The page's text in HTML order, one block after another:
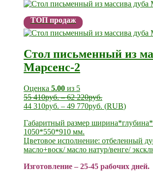
ТОП продаж
Стол письменный из
Марсенс-2
Оценка 5.00 из 5
55 410руб.–62 220руб.
44 310руб. – 49 770руб. (RUB)
Габаритный размер
1050*550*910 мм.
Цветовое исполнение: отбеленный
масло+воск/ масло натур/венге/
Изготовление – 25-45 рабочих дней.